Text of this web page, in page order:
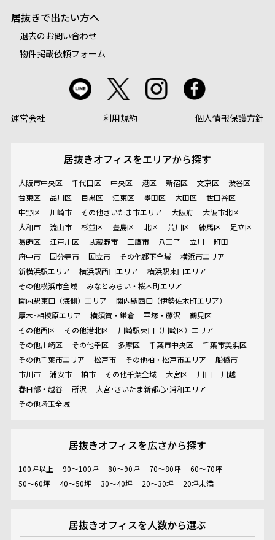
居抜きで出たい方へ
退去のお問い合わせ
物件掲載依頼フォーム
運営会社 利用規約 個人情報保護方針
居抜きオフィスをエリアから探す
大阪市中央区 千代田区 中央区 港区 新宿区 文京区
渋谷区
台東区
品川区 目黒区 江東区 墨田区 大田区
世田谷区
中野区
川崎市 その他さいたま市エリア 大阪府
大阪市北区
大和市
流山市 杉並区 豊島区 北区 荒川区 練馬区
足立区
葛飾区
江戸川区 武蔵野市 三鷹市 八王子 立川
町田
府中市
国分寺市 国立市 その他都下全域
横浜市エリア
新横浜駅エリア
横浜駅西口エリア
横浜駅東口エリア
その他横浜市全域
みなとみらい・桜木町エリア
関内駅東口（海側）エリア
関内駅西口（伊勢佐木町エリア）
厚木･相模原エリア
横須賀・鎌倉 平塚・藤沢
鶴見区
その他西区
その他港北区
川崎駅東口（川崎区）エリア
その他川崎区
その他幸区 多摩区 千葉市中央区
千葉市美浜区
その他千葉市エリア
松戸市 その他柏・松戸市エリア
船橋市
市川市
浦安市 柏市 その他千葉全域 大宮区 川口
川越
春日部・越谷
所沢
大宮･さいたま新都心･浦和エリア
その他埼玉全域
居抜きオフィスを広さから探す
100坪以上 90～100坪 80～90坪 70～80坪
60～70坪
50～60坪
40～50坪 30～40坪 20～30坪 20坪未満
居抜きオフィスを人数から選ぶ